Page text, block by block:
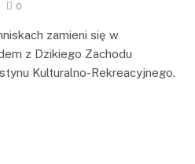
0
zamieni się w
z Dzikiego Zachodu
Kulturalno-Rekreacyjnego.